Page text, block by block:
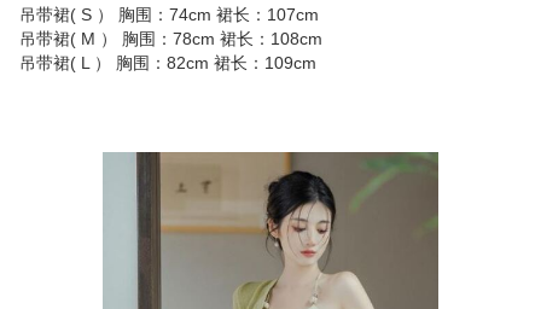
吊带裙( S ） 胸围：74cm 裙长：107cm
吊带裙( M ） 胸围：78cm 裙长：108cm
吊带裙( L ） 胸围：82cm 裙长：109cm